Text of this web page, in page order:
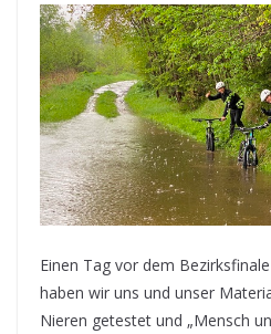
Einen Tag vor dem
haben wir uns und unser
Nieren getestet und „Mensch